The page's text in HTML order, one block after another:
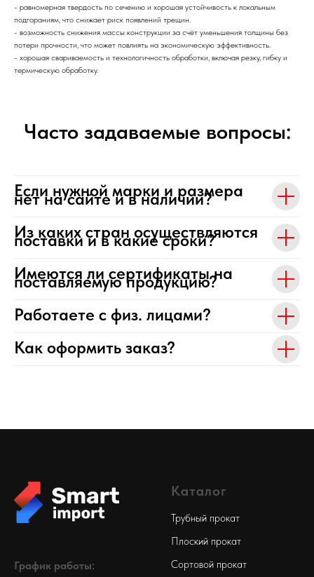
- равномерная твердость по сечению и хорошая устойчивость к локальным
подгораниям, что снижает риск появлений трещин.
- возможность снижения массы конструкции за счёт уменьшения толщины без
потери прочности, что может повлиять на экономическую эффективность.
- хорошая свариваемость и технологичность обработки, включая резку, гибку и
термическую обработку.
Часто задаваемые вопросы:
Если нужной марки и размера
нет на сайте и в наличии?
Из каких стран осуществляются
поставки и в какие сроки?
Имеются ли сертификаты на
поставляемую продукцию?
Работаете с физ. лицами?
Как оформить заказ?
График работы:
Каталог
Трубный прокат
Плоский прокат
Сортовой прокат